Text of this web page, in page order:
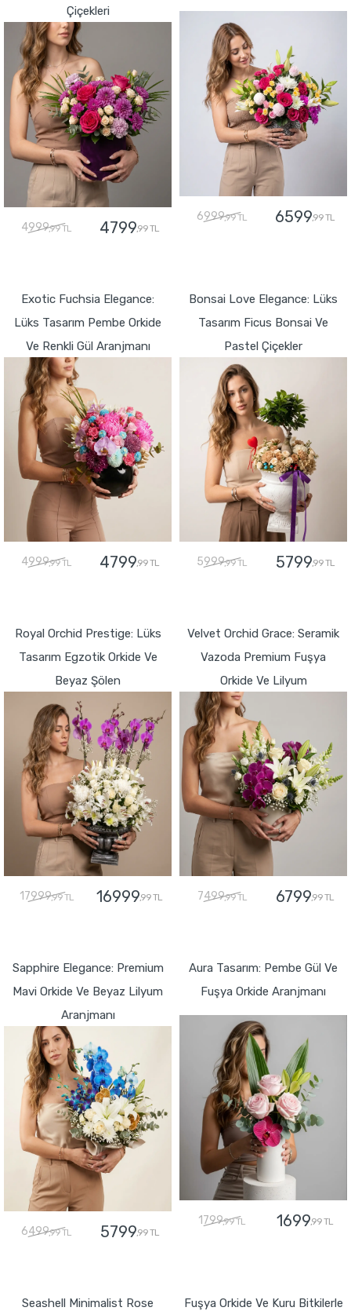
Çiçekleri
4999,99 TL 4799,99 TL
6999,99 TL 6599,99 TL
Exotic Fuchsia Elegance:
Lüks Tasarım Pembe Orkide
Ve Renkli Gül Aranjmanı
4999,99 TL 4799,99 TL
Bonsai Love Elegance: Lüks
Tasarım Ficus Bonsai Ve
Pastel Çiçekler
5999,99 TL 5799,99 TL
Royal Orchid Prestige: Lüks
Tasarım Egzotik Orkide Ve
Beyaz Şölen
17999,99 TL 16999,99 TL
Velvet Orchid Grace: Seramik
Vazoda Premium Fuşya
Orkide Ve Lilyum
7499,99 TL 6799,99 TL
Sapphire Elegance: Premium
Mavi Orkide Ve Beyaz Lilyum
Aranjmanı
6499,99 TL 5799,99 TL
Aura Tasarım: Pembe Gül Ve
Fuşya Orkide Aranjmanı
1799,99 TL 1699,99 TL
Seashell Minimalist Rose
Fuşya Orkide Ve Kuru Bitkilerle